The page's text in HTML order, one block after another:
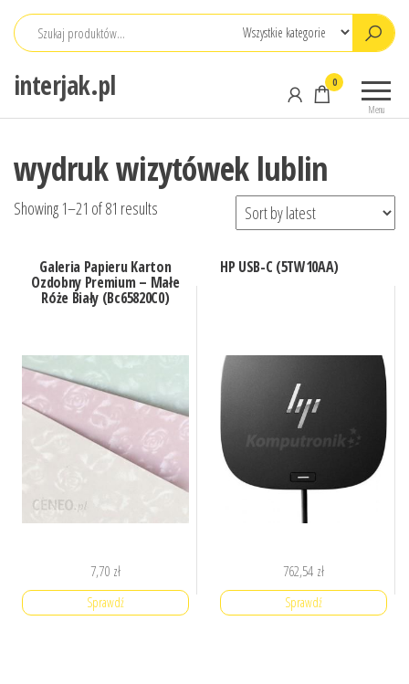
Przejdź
interjak.pl
Menu
0
wydruk wizytówek lublin
Showing 1–21 of 81 results
Galeria Papieru Karton
Ozdobny Premium – Małe
Róże Biały (Bc65820C0)
7,70 zł
Sprawdź
HP USB-C (5TW10AA)
762,54 zł
Sprawdź